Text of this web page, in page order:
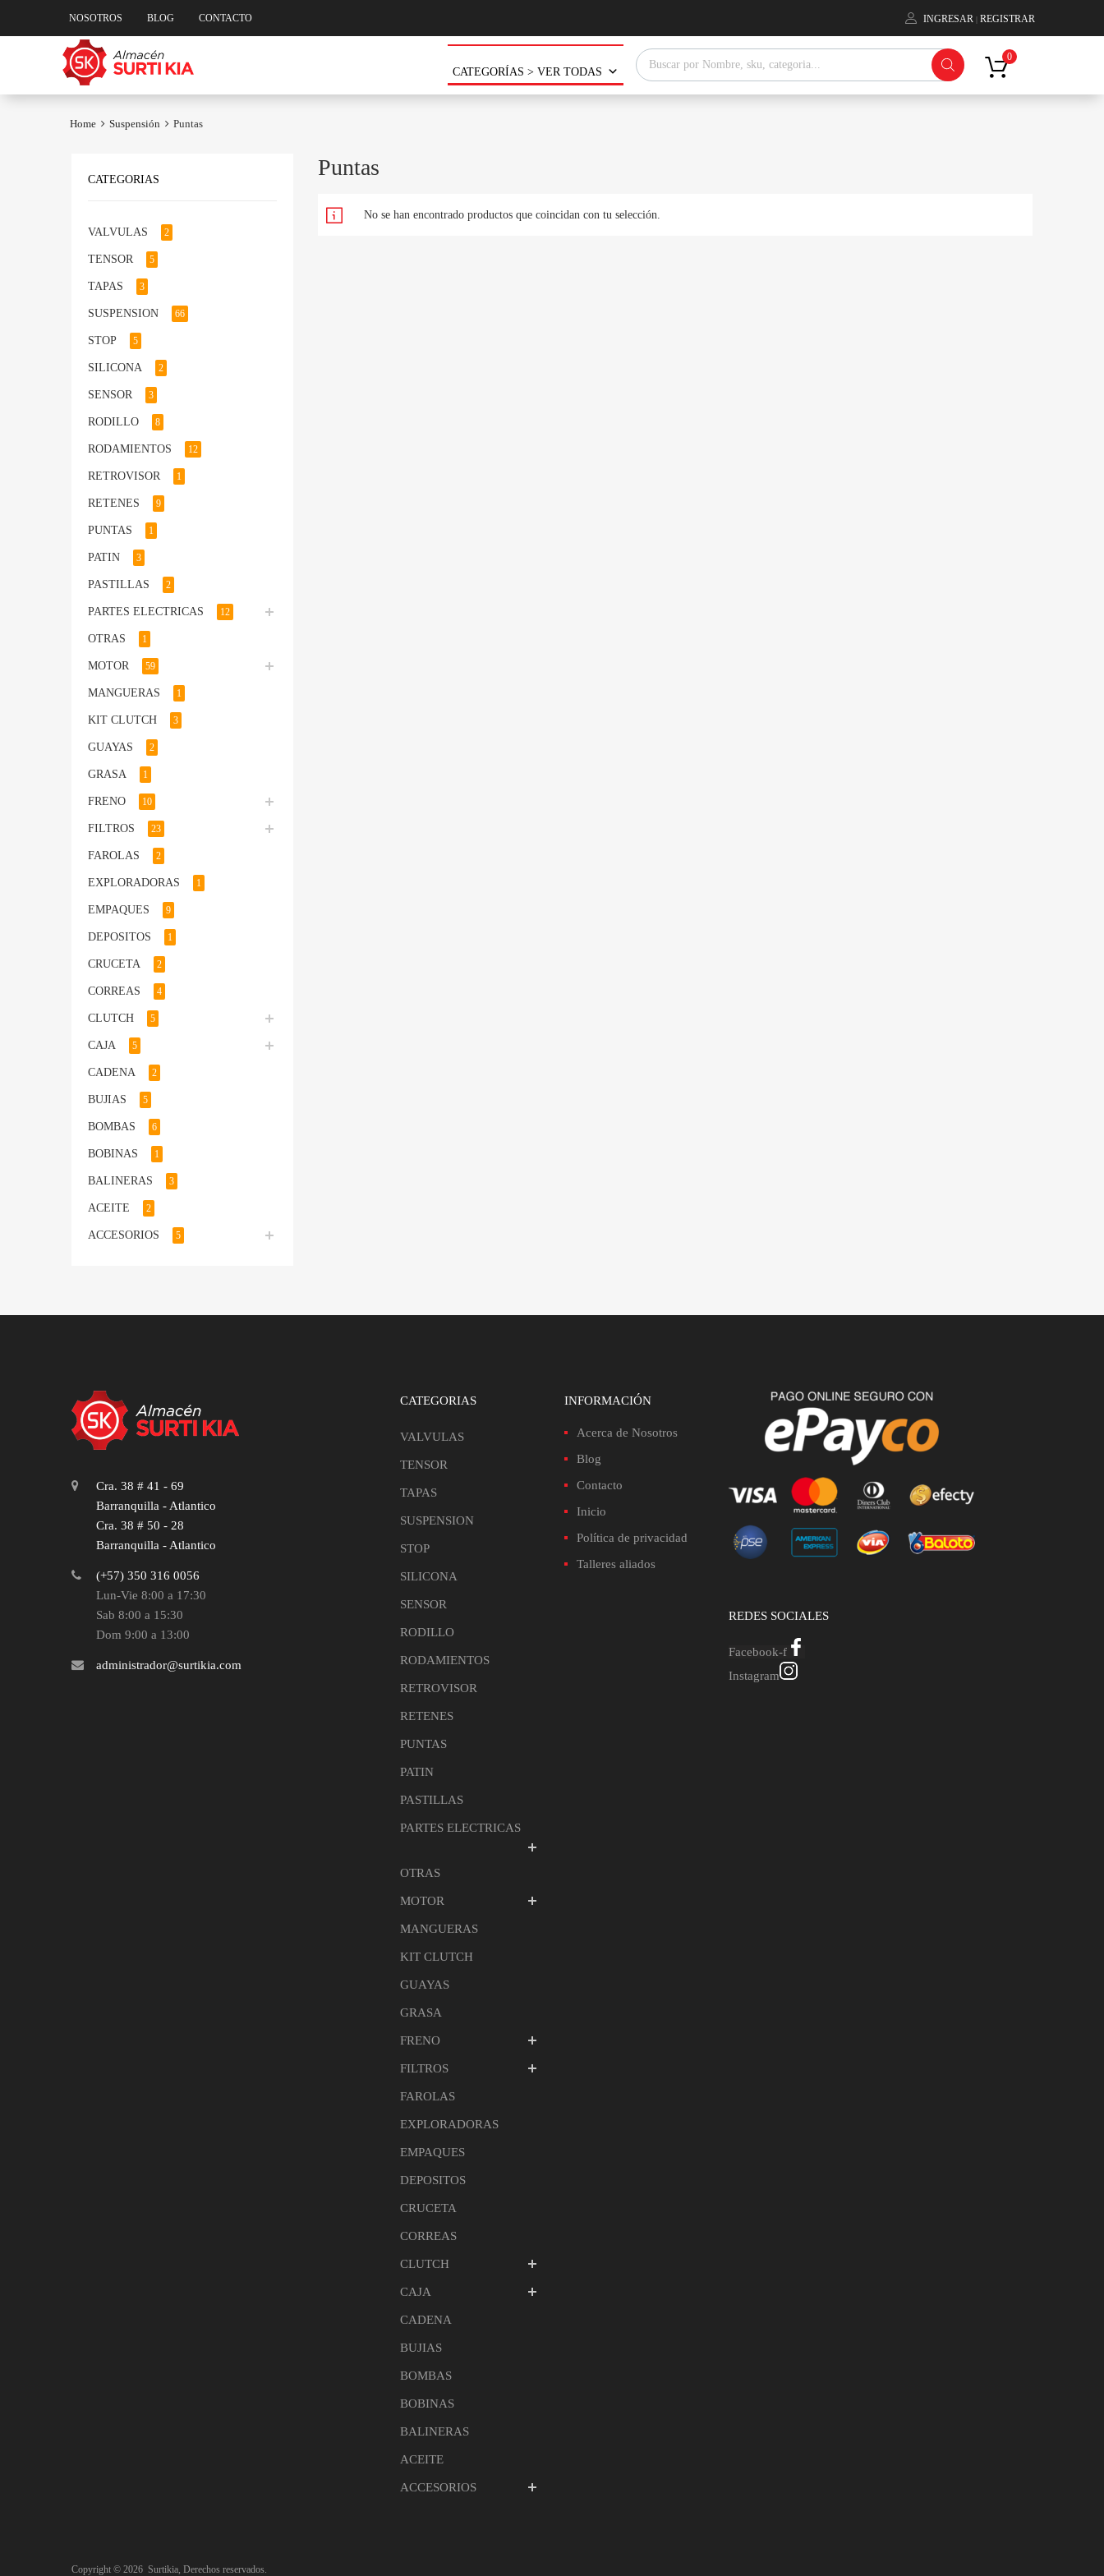
NOSOTROS BLOG CONTACTO INGRESAR | REGISTRAR
content
CATEGORÍAS > VER TODAS
Búsqueda de productos 0
Home Suspensión Puntas
Puntas
No se han encontrado productos que coincidan con tu selección.
CATEGORIAS
VALVULAS 2
TENSOR 5
TAPAS 3
SUSPENSION 66
STOP 5
SILICONA 2
SENSOR 3
RODILLO 8
RODAMIENTOS 12
RETROVISOR 1
RETENES 9
PUNTAS 1
PATIN 3
PASTILLAS 2
PARTES ELECTRICAS 12
OTRAS 1
MOTOR 59
MANGUERAS 1
KIT CLUTCH 3
GUAYAS 2
GRASA 1
FRENO 10
FILTROS 23
FAROLAS 2
EXPLORADORAS 1
EMPAQUES 9
DEPOSITOS 1
CRUCETA 2
CORREAS 4
CLUTCH 5
CAJA 5
CADENA 2
BUJIAS 5
BOMBAS 6
BOBINAS 1
BALINERAS 3
ACEITE 2
ACCESORIOS 5
Cra. 38 # 41 - 69
Barranquilla - Atlantico
Cra. 38 # 50 - 28
Barranquilla - Atlantico
(+57) 350 316 0056
Lun-Vie 8:00 a 17:30
Sab 8:00 a 15:30
Dom 9:00 a 13:00
administrador@surtikia.com
CATEGORIAS
VALVULAS
TENSOR
TAPAS
SUSPENSION
STOP
SILICONA
SENSOR
RODILLO
RODAMIENTOS
RETROVISOR
RETENES
PUNTAS
PATIN
PASTILLAS
PARTES ELECTRICAS
OTRAS
MOTOR
MANGUERAS
KIT CLUTCH
GUAYAS
GRASA
FRENO
FILTROS
FAROLAS
EXPLORADORAS
EMPAQUES
DEPOSITOS
CRUCETA
CORREAS
CLUTCH
CAJA
CADENA
BUJIAS
BOMBAS
BOBINAS
BALINERAS
ACEITE
ACCESORIOS
INFORMACIÓN
Acerca de Nosotros
Blog
Contacto
Inicio
Política de privacidad
Talleres aliados
REDES SOCIALES
Facebook-f
Instagram
Copyright © 2026 Surtikia, Derechos reservados.